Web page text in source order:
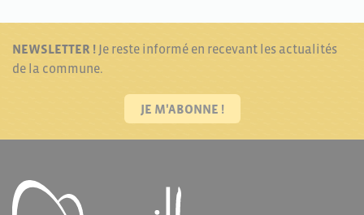
NEWSLETTER ! Je reste informé en recevant les actualités
de la commune.
JE M'ABONNE !